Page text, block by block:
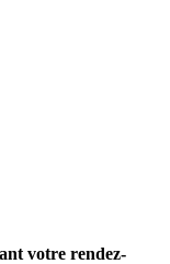
votre rendez-